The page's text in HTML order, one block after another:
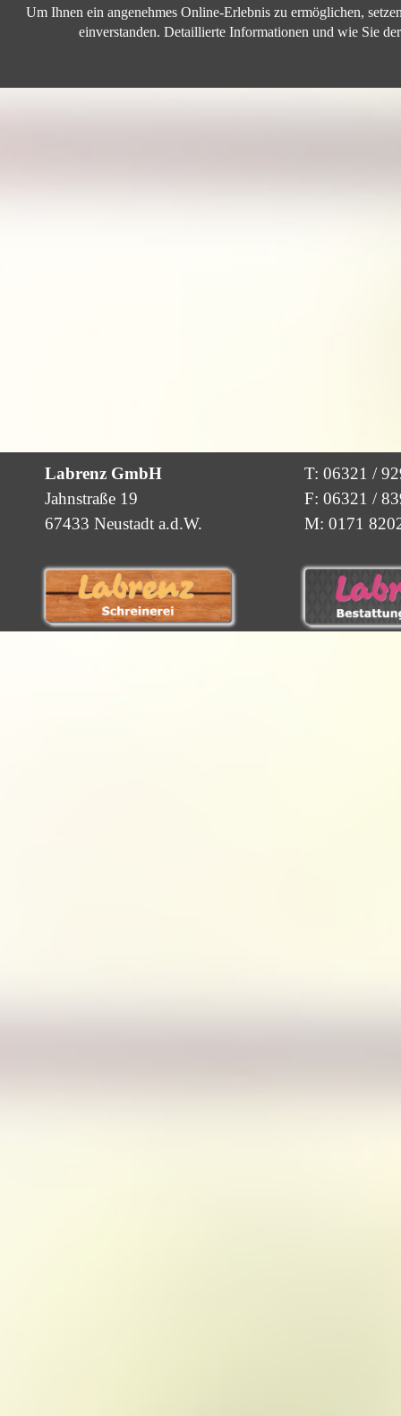
Um Ihnen ein angenehmes Online-Erlebnis zu ermöglichen,
einverstanden. Detaillierte Informationen und wie Sie
Für den Zugang zu dieser Sektion der Website müssen Sie Ihre
Labrenz GmbH
Jahnstraße 19
67433 Neustadt a.d.W.
T: 06321 /
F: 06321 /
M: 0171